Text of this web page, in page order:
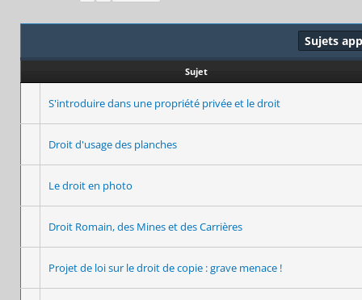
Sujets
Sujet
S'introduire dans une propriété privée et le droit
Droit d'usage des planches
Le droit en photo
Droit Romain, des Mines et des Carrières
Projet de loi sur le droit de copie : grave menace !